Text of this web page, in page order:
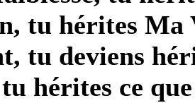
tu hérites
tu deviens
hérites ce